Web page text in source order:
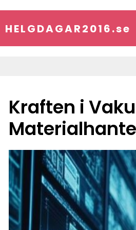
HELGDAGAR2016.se
Kraften i Vakuumsug: Revolutionerande Teknik för